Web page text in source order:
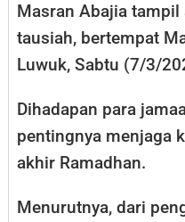
Masran Abajia tampil
tausiah, bertempat
Luwuk, Sabtu (7/3/
Dihadapan para
pentingnya menjaga
akhir Ramadhan.
Menurutnya, dari